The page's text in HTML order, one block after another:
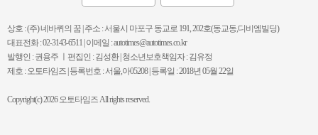
상호 : (주) 네바퀴의 꿈 | 주소 : 서울시 마포구 동교로 191, 202호(동교동,디비엠빌딩)
대표전화 : 02-3143-6511 | 이메일 : autotimes@autotimes.co.kr
발행인 : 권용주 ㅣ편집인 : 김성환 | 청소년보호책임자 : 김유정
제호 : 오토타임즈 | 등록번호 : 서울,아05208 | 등록일 : 2018년 05월 22일
Copyright(c) 2026 오토타임즈 All rights reserved.